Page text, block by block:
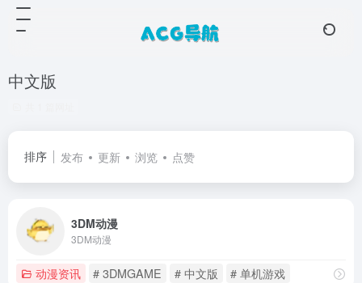
中文版
排序 发布 更新 浏览 点赞
3DM动漫
3DM动漫
动漫资讯 # 3DMGAME # 中文版 # 单机游戏